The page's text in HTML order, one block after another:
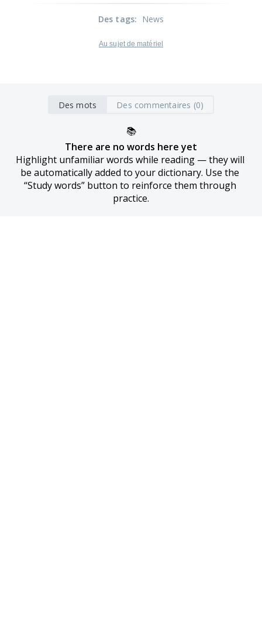
Des tags: News
Au sujet de matériel
Des mots Des commentaires (0)
📚
There are no words here yet
Highlight unfamiliar words while reading — they will
be automatically added to your dictionary. Use the
“Study words” button to reinforce them through
practice.